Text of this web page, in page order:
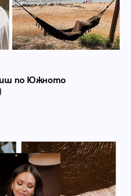
по Южното